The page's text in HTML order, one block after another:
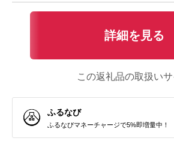
詳細を見る
この返礼品の取扱いサ
ふるなび
ふるなびマネーチャージで5%即増量中！